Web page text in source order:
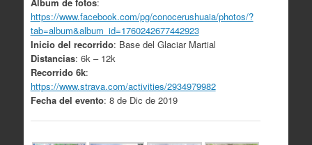
https://www.facebook.com/pg/conocerushuaia/photos/?
tab=album&album_id=1760242677442923
Inicio del recorrido: Base del Glaciar Martial
Distancias: 6k – 12k
Recorrido 6k:
https://www.strava.com/activities/2934979982
Fecha del evento: 8 de Dic de 2019